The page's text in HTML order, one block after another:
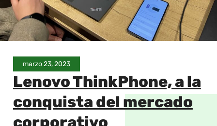
marzo 23, 2023
Lenovo ThinkPhone, a la
conquista del mercado
corporativo